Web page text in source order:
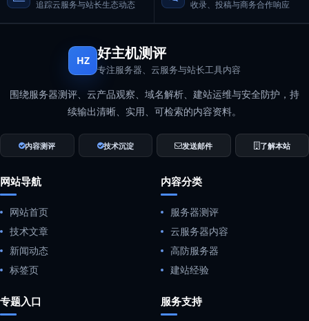
追踪云服务与站长生态动态 收录、投稿与商务合作响应
HZ 好主机测评
专注服务器、云服务与站长工具内容
围绕服务器测评、云产品观察、域名解析、建站运维与安全防护，持
续输出清晰、实用、可检索的内容资料。
内容测评 技术沉淀 发送邮件 了解本站
网站导航
网站首页
技术文章
新闻动态
标签页
内容分类
服务器测评
云服务器内容
高防服务器
建站经验
专题入口 服务支持